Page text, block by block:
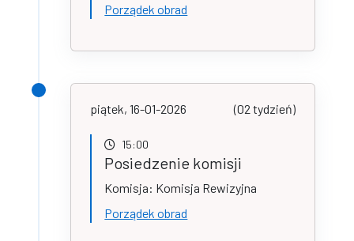
Porządek obrad
piątek, 16-01-2026 (02 tydzień)
15:00
Posiedzenie komisji
Komisja: Komisja Rewizyjna
Porządek obrad